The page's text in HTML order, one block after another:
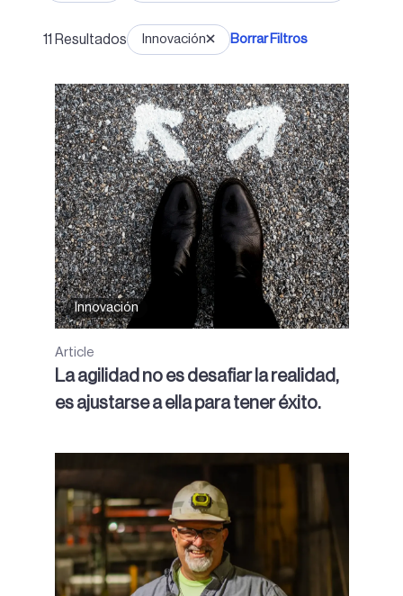
11 Resultados Innovación Borrar Filtros
Innovación
Article
La agilidad no es desafiar la realidad,
es ajustarse a ella para tener éxito.